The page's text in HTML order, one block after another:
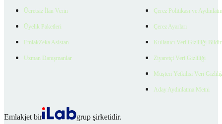
Ücretsiz İlan Verin
Üyelik Paketleri
EmlakZeka Asistan
Uzman Danışmanlar
Çerez Politikası ve
Çerez Ayarları
Kullanıcı Veri Gizliliği
Ziyaretçi Veri Gizliliği
Müşteri Yetkilisi Veri
Aday Aydınlatma Metni
Emlakjet bir
grup şirketidir.